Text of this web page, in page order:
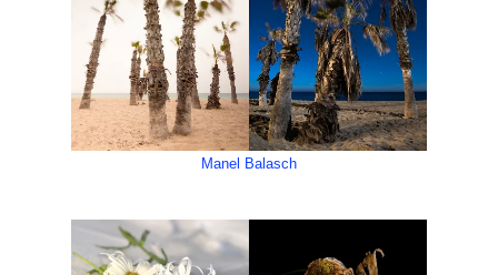
Manel Balasch